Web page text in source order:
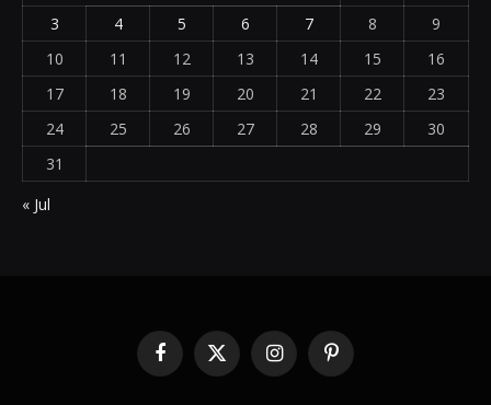
3
4 5 6 7 8
9
10
11 12 13 14 15
16
17
18 19 20 21 22
23
24
25 26 27 28 29
30
31
« Jul
Facebook
X
(Twitter)
InstagramPinterest